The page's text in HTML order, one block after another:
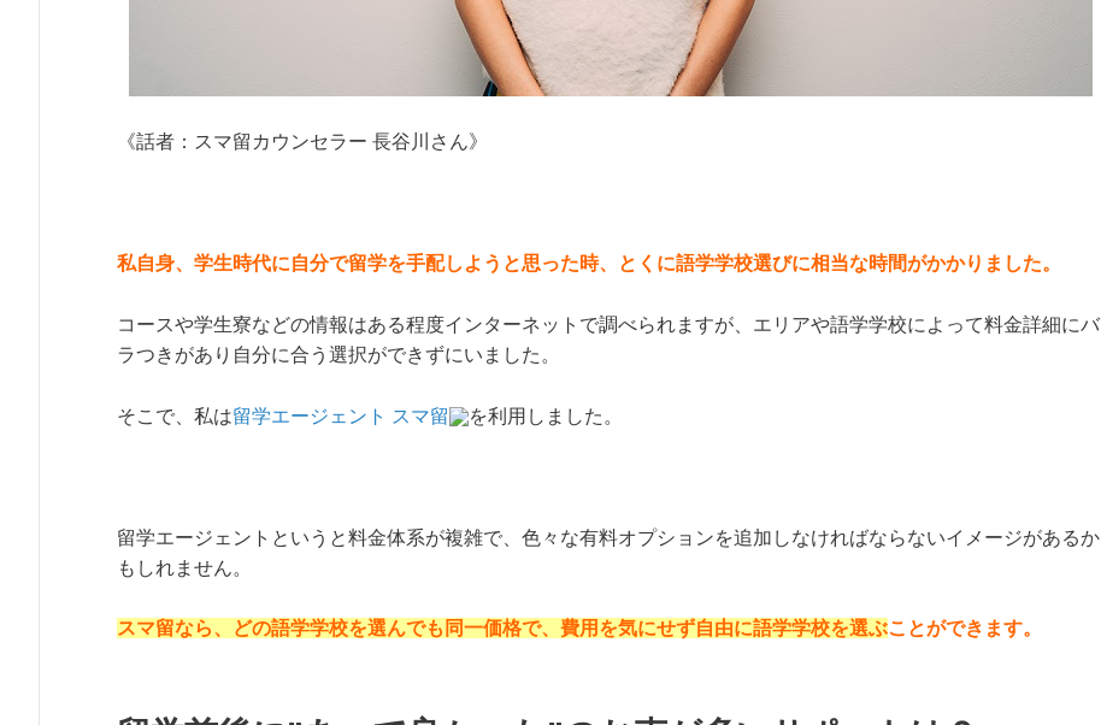
《話者：スマ留カウンセラー 長谷川さん》
私自身、学生時代に自分で留学を手配しようと思った時、とくに語学学校選びに相当な時間がかかりました。
コースや学生寮などの情報はある程度インターネットで調べられますが、エリアや語学学校によって料金詳細にバ
ラつきがあり自分に合う選択ができずにいました。
そこで、私は留学エージェント スマ留 を利用しました。
留学エージェントというと料金体系が複雑で、色々な有料オプションを追加しなければならないイメージがあるか
もしれません。
スマ留なら、どの語学学校を選んでも同一価格で、費用を気にせず自由に語学学校を選ぶことができます。